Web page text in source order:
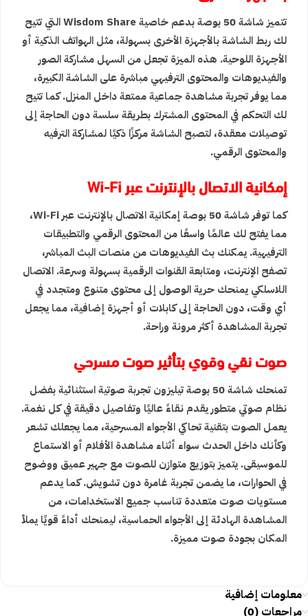
تتميز شاشة 50 بوصة بدعم خاصية Wisdom Share التي تتيح
لك ربط الشاشة بالأجهزة الأخرى بسهولة، مثل الهواتف الذكية أو
الأجهزة اللوحية. هذه الميزة تجعل من السهل مشاركة الصور
والفيديوهات والمحتوى الترفيهي مباشرة على الشاشة الكبيرة،
مما يوفر تجربة مشاهدة جماعية ممتعة داخل المنزل. كما تتيح
لك التحكم في المحتوى المشترك بطريقة سلسة دون الحاجة إلى
توصيلات معقدة، لتصبح الشاشة مركزًا ذكيًا لمشاركة الترفيه
والمحتوى الرقمي.
إمكانية الاتصال بالإنترنت عبر Wi-Fi
كما توفر شاشة 50 بوصة إمكانية الاتصال بالإنترنت عبر Wi-Fi،
مما يفتح لك عالمًا واسعًا من المحتوى الرقمي والتطبيقات
الترفيهية. يمكنك بث الفيديوهات من منصات البث المباشر،
تصفح الإنترنت، ومتابعة القنوات الرقمية بسهولة وسرعة. الاتصال
اللاسلكي يمنحك حرية الوصول إلى محتوى متنوع ومتجدد في
أي وقت، دون الحاجة إلى كابلات أو أجهزة إضافية، مما يجعل
تجربة المشاهدة أكثر مرونة وراحة.
صوت نقي وقوي بتأثير صوت مسرحي
تمنحك شاشة 50 بوصة تيليزون تجربة صوتية استثنائية بفضل
نظام صوتي متطور يقدم نقاءً عاليًا وتفاصيل دقيقة في كل نغمة.
يعمل الصوت بتقنية تحاكي الأجواء المسرحية، مما يجعلك تشعر
وكأنك داخل الحدث سواء أثناء مشاهدة الأفلام أو الاستماع
للموسيقى. يتميز بتوزيع متوازن للصوت مع جهير عميق ووضوح
في الحوارات، ما يضمن تجربة غامرة دون تشويش. كما يدعم
مستويات صوت متعددة تناسب جميع الاستخدامات، من
المشاهدة الهادئة إلى الأجواء الحماسية، ليمنحك أداءً قويًا يملأ
المكان بجودة صوت مميزة.
معلومات إضافية
مراجعات (0)